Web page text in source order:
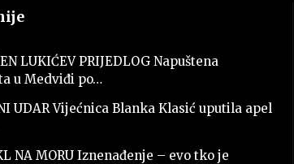
LUKIĆEV PRIJEDLOG Napuštena
u Medviđi po…
UDAR Vijećnica Blanka Klasić uputila apel
NA MORU Iznenađenje – evo tko je